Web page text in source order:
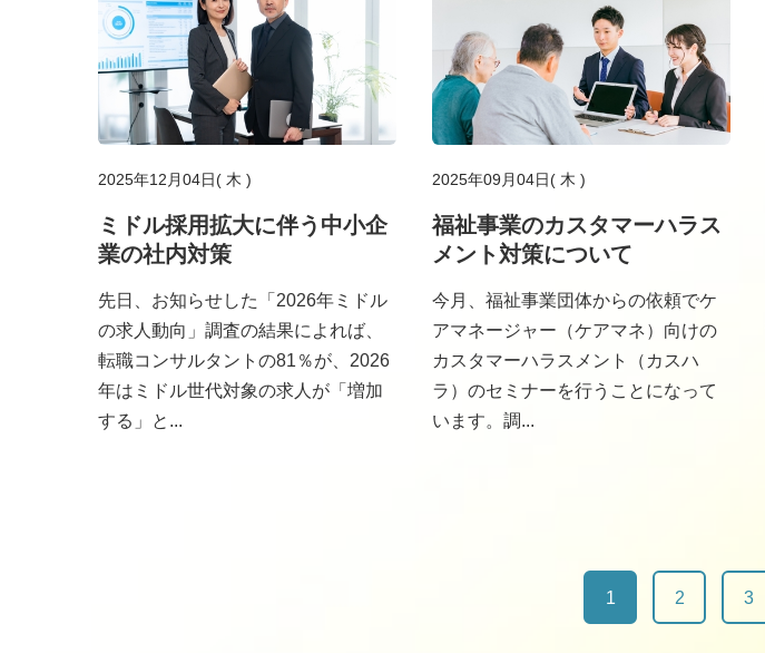
2025年12月04日( 木 )
ミドル採用拡大に伴う中小企
業の社内対策
先日、お知らせした「2026年ミドル
の求人動向」調査の結果によれば、
転職コンサルタントの81％が、2026
年はミドル世代対象の求人が「増加
する」と...
2025年09月04日( 木 )
福祉事業のカスタマーハラス
メント対策について
今月、福祉事業団体からの依頼でケ
アマネージャー（ケアマネ）向けの
カスタマーハラスメント（カスハ
ラ）のセミナーを行うことになって
います。調...
1 2 3